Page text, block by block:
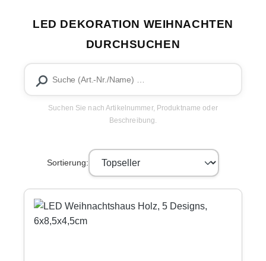
LED DEKORATION WEIHNACHTEN
DURCHSUCHEN
Suchen Sie nach Artikelnummer, Produktname oder
Beschreibung.
Sortierung: